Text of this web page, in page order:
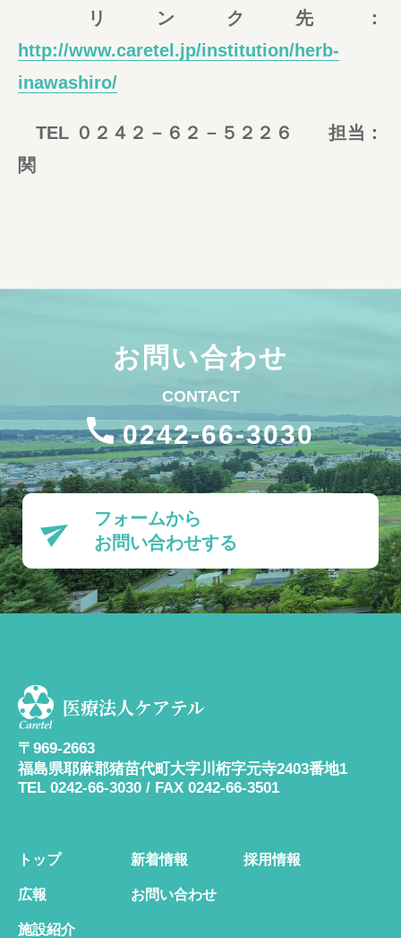
リンク先：
http://www.caretel.jp/institution/herb-
inawashiro/
TEL ０２４２－６２－５２２６ 担当：
関
お問い合わせ
CONTACT
0242-66-3030
フォームから
お問い合わせする
医療法人ケアテル
〒969-2663
福島県耶麻郡猪苗代町大字川桁字元寺2403番地1
TEL 0242-66-3030 / FAX 0242-66-3501
トップ 新着情報 採用情報
広報 お問い合わせ
施設紹介